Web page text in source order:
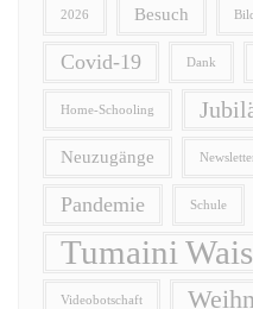
2026 Besuch
Covid-19 Dank
Home-Schooling
Neuzugänge
Pandemie Schule
Tumaini
Videobotschaft